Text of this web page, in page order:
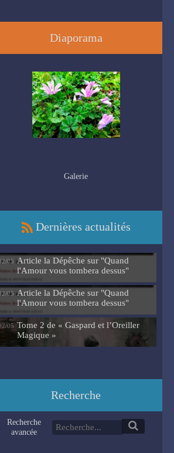
Diaporama
Galerie
Dernières actualités
05 Article la Dépêche sur "Quand
l'Amour vous tombera dessus"
05 Article la Dépêche sur "Quand
l'Amour vous tombera dessus"
05 Tome 2 de « Gaspard et l’Oreiller
Magique »
Recherche
Recherche
avancée